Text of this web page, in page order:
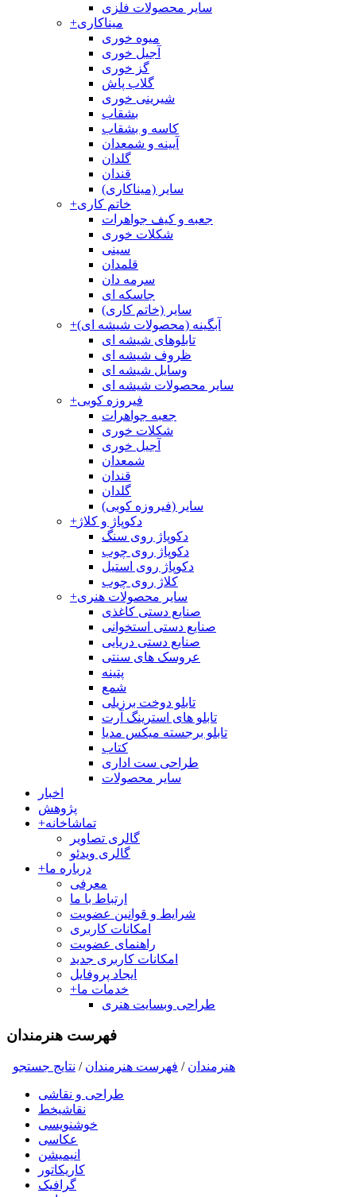
سایر محصولات فلزی
+میناکاری
میوه خوری
آجیل خوری
گز خوری
گلاب پاش
شیرینی خوری
بشقاب
کاسه و بشقاب
آیینه و شمعدان
گلدان
قندان
سایر (میناکاری)
+خاتم کاری
جعبه و کیف جواهرات
شکلات خوری
سینی
قلمدان
سرمه دان
جاسکه ای
سایر (خاتم کاری)
+آبگینه (محصولات شیشه ای)
تابلوهای شیشه ای
ظروف شیشه ای
وسایل شیشه ای
سایر محصولات شیشه ای
+فیروزه کوبی
جعبه جواهرات
شکلات خوری
آجیل خوری
شمعدان
قندان
گلدان
سایر (فیروزه کوبی)
+دکوپاژ و کلاژ
دکوپاژ روی سنگ
دکوپاژ روی چوب
دکوپاژ روی استیل
کلاژ روی چوب
+سایر محصولات هنری
صنایع دستی کاغذی
صنایع دستی استخوانی
صنایع دستی دریایی
عروسک های سنتی
پتینه
شمع
تابلو دوخت برزیلی
تابلو های استرینگ آرت
تابلو برجسته میکس مدیا
کتاب
طراحی ست اداری
سایر محصولات
اخبار
پژوهش
+تماشاخانه
گالری تصاویر
گالری ویدئو
+درباره ما
معرفی
ارتباط با ما
شرایط و قوانین عضویت
امکانات کاربری
راهنمای عضویت
امکانات کاربری جدید
ایجاد پروفایل
+خدمات ما
طراحی وبسایت هنری
فهرست هنرمندان
هنرمندان / فهرست هنرمندان / نتايج جستجو
طراحی و نقاشی
نقاشیخط
خوشنویسی
عکاسی
انیمیشن
کاریکاتور
گرافیک